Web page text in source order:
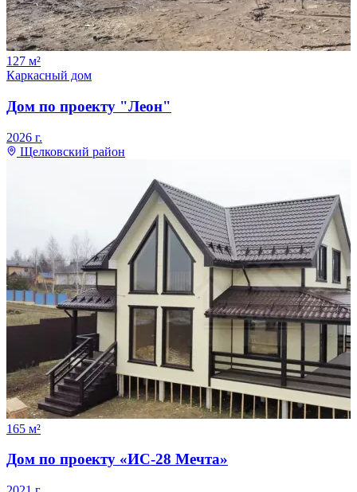
127 м²
Каркасный дом
Дом по проекту "Леон"
2026 г.
Щелковский район
165 м²
Дом по проекту «ИС-28 Мечта»